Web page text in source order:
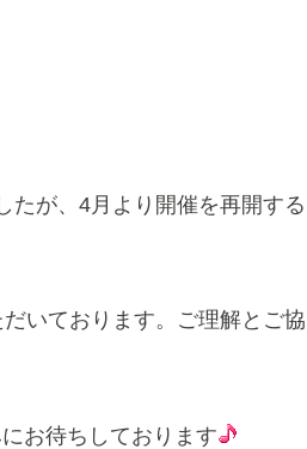
たが、4月より開催を再開する
だいております。ご理解とご協
お待ちしております